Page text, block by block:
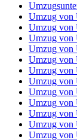
Umzug von
Umzug von
Umzug von
Umzug von
Umzug von
Umzug von
Umzug von
Umzug von
Umzug von
Umzug von
Umzug von
Umzug von